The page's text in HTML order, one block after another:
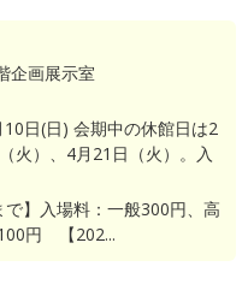
企画展示室
日(日) 会期中の休館日は2
火）、4月21日（火）。入
】入場料：一般300円、高
円 【202...